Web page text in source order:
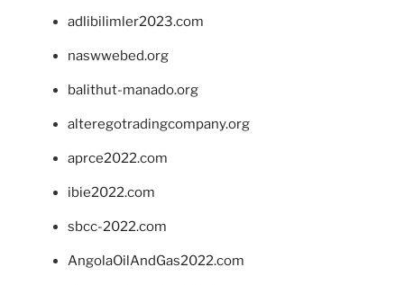
adlibilimler2023.com
naswwebed.org
balithut-manado.org
alteregotradingcompany.org
aprce2022.com
ibie2022.com
sbcc-2022.com
AngolaOilAndGas2022.com